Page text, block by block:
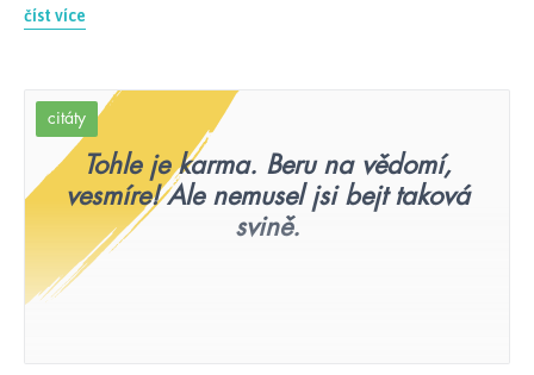
číst více
citáty
Tohle je karma. Beru na vědomí,
vesmíre! Ale nemusel jsi bejt taková
svině.